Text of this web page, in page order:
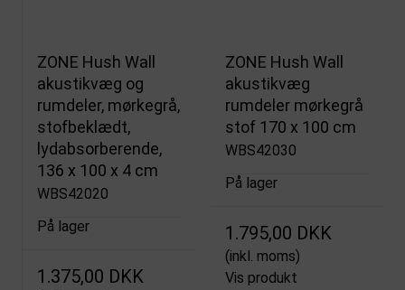
ZONE Hush Wall
akustikvæg og
rumdeler, mørkegrå,
stofbeklædt,
lydabsorberende,
136 x 100 x 4 cm
WBS42020
På lager
1.375,00 DKK
ZONE Hush Wall
akustikvæg
rumdeler mørkegrå
stof 170 x 100 cm
WBS42030
På lager
1.795,00 DKK
(inkl. moms)
Vis produkt